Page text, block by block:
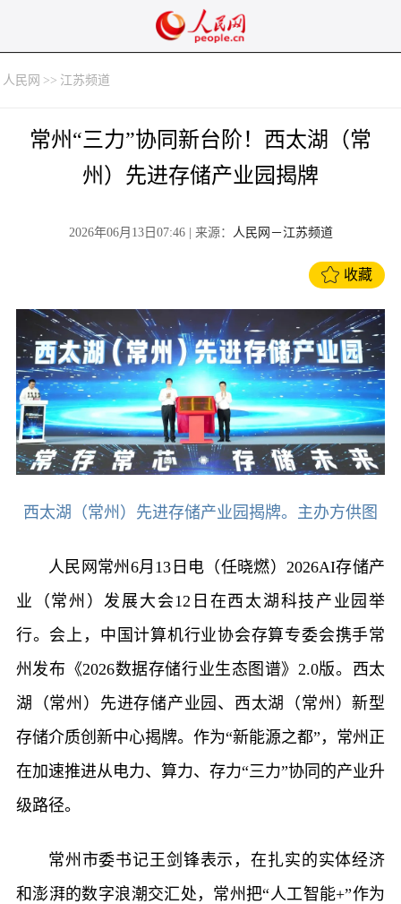
人民网 >> 江苏频道
常州“三力”协同新台阶！西太湖（常
州）先进存储产业园揭牌
2026年06月13日07:46| 来源： 人民网－江苏频道
收藏
西太湖（常州）先进存储产业园揭牌。主办方供图
人民网常州6月13日电（任晓燃）2026AI存储产
业（常州）发展大会12日在西太湖科技产业园举
行。会上，中国计算机行业协会存算专委会携手常
州发布《2026数据存储行业生态图谱》2.0版。西太
湖（常州）先进存储产业园、西太湖（常州）新型
存储介质创新中心揭牌。作为“新能源之都”，常州正
在加速推进从电力、算力、存力“三力”协同的产业升
级路径。
常州市委书记王剑锋表示，在扎实的实体经济
和澎湃的数字浪潮交汇处，常州把“人工智能+”作为